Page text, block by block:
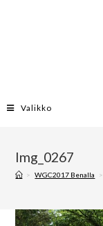
Valikko
Img_0267
> WGC2017 Benalla >